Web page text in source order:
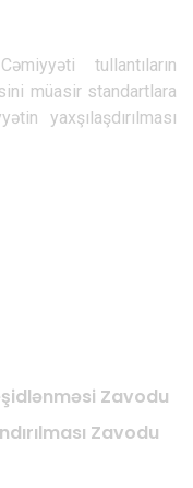
tullantıların
müasir standartlara
yaxşılaşdırılması
Zavodu
Zavodu